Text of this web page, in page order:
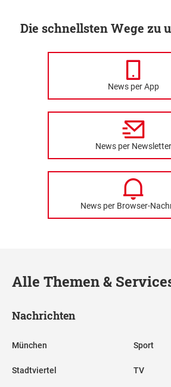
Die schnellsten Wege zu
News per App
News per Newsletter
News per Browser-
Alle Themen &
Nachrichten
München
Stadtviertel
Sport
TV